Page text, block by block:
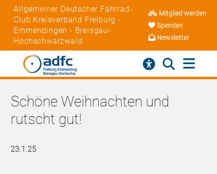
Allgemeiner Deutscher Fahrrad-
Club Kreisverband Freiburg -
Emmendingen - Breisgau-
Hochschwarzwald
Mitglied werden
Spenden
Newsletter
Schöne Weihnachten und
rutscht gut!
23.1.25